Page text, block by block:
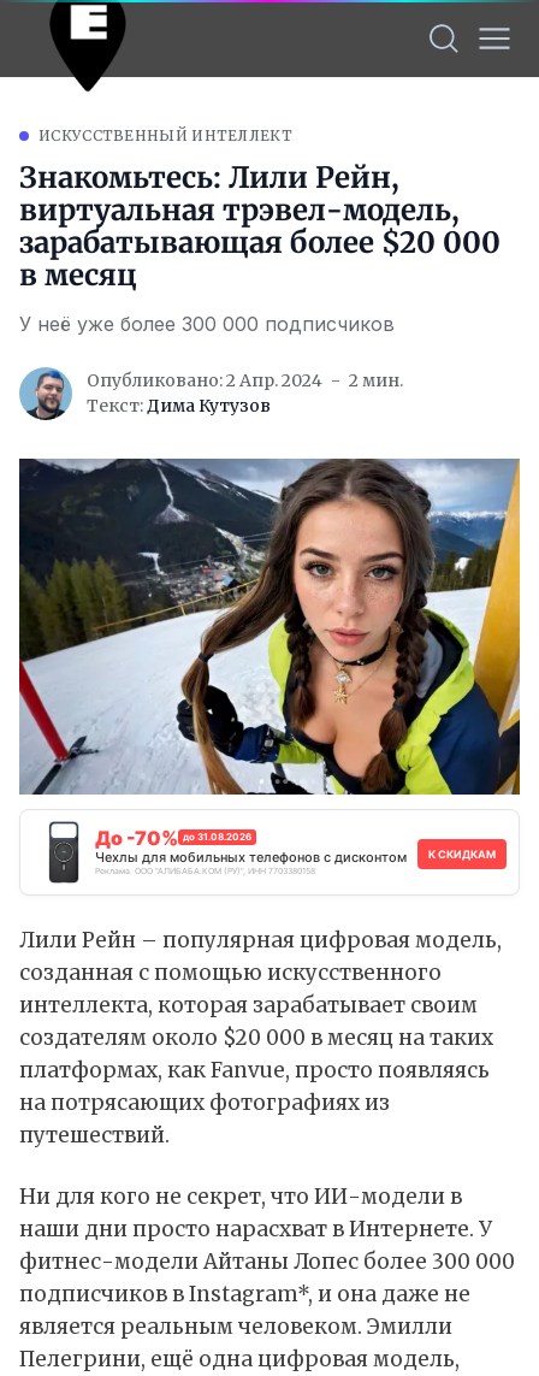
ИСКУССТВЕННЫЙ ИНТЕЛЛЕКТ
Знакомьтесь: Лили Рейн,
виртуальная трэвел-модель,
зарабатывающая более $20 000
в месяц
У неё уже более 300 000 подписчиков
Опубликовано: 2 Апр. 2024
2 мин.
Текст:Дима Кутузов
До -70% до 31.08.2026
Чехлы для мобильных телефонов с дисконтом
Реклама. ООО "АЛИБАБА.КОМ (РУ)", ИНН 7703380158
К СКИДКАМ
Лили Рейн – популярная цифровая модель,
созданная с помощью искусственного
интеллекта, которая зарабатывает своим
создателям около $20 000 в месяц на таких
платформах, какFanvue, просто появляясь
на потрясающих фотографиях из
путешествий.
Ни для кого не секрет, что ИИ-модели в
наши дни просто нарасхват в Интернете. У
фитнес-моделиАйтаны Лопес более 300 000
подписчиков в Instagram*, и она даже не
является реальным человеком. Эмилли
Пелегрини, ещё одна цифровая модель,